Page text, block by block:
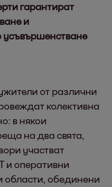
гарантират
и
усъвършенстване
от различни
колективна
в някои
на два свята,
участват
и оперативни
области, обединени